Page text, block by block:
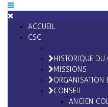
ACCUEIL
CSC
HISTORIQUE DU
MISSIONS
ORGANISATION
CONSEIL
ANCIEN